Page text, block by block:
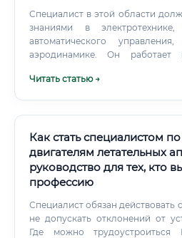
Специалист в этой области
знаниями в электротехнике,
автоматического
аэродинамике. Он работает
практической реализацией,
Читать статью →
Как стать специалистом
двигателям летательных
руководство для тех, кто
профессию
Специалист обязан действовать
не допускать отклонений от
Где можно трудоустроиться